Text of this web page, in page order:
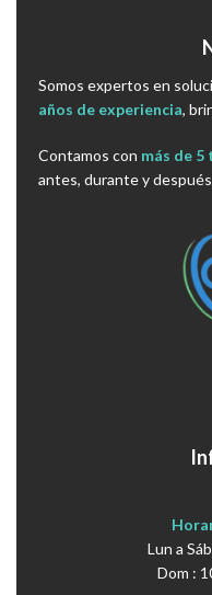
Somos expertos en
años de experiencia,
Contamos con más de 5
antes, durante y
Lun a
Dom :